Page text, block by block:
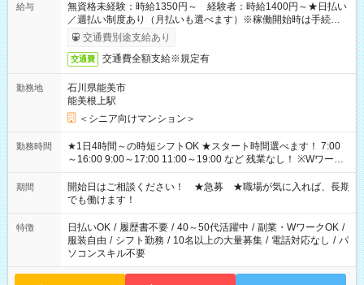
給与
無資格未経験：時給1350円～ 経験者：時給1400円～★日払い
／週払い制度あり（月払いも選べます）※稼働開始時は手続き完
了次第のお支払いとなります。
交通費別途支給あり
交通費 交通費全額支給※規定有
勤務地
石川県能美市
能美根上駅
＜シニア向けマンション＞
勤務時間
★1日4時間～の時短シフトOK ★スタート時間選べます！ 7:00
～16:00 9:00～17:00 11:00～19:00 など 残業なし！ ※Wワーク
の場合、他のお仕事と合わせ週40時間超の就業はご案内できま
せん ※法令に基づき、週20時間以上勤務は社会保険への加入対
象となります ※労働者派遣法（日雇い派遣の原則禁止）によ
り、短時間・短期間の就業はご案内が難しい場合があります
期間
開始日はご相談ください！ ★急募 ★職場が気に入れば、長期
でも働けます！
特徴 日払いOK / 履歴書不要 / 40～50代活躍中 / 副業・WワークOK /
服装自由 / シフト勤務 / 10名以上の大量募集 / 電話対応なし / パ
ソコンスキル不要